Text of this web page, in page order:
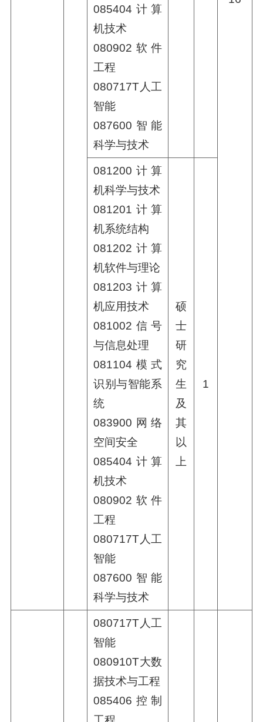
085404计算
机技术
080902软件
工程
080717T人工
智能
087600智能
科学与技术
081200计算
机科学与技术
081201计算
机系统结构
081202计算
机软件与理论
081203计算
机应用技术
081002信号
与信息处理
081104模式
识别与智能系
统
083900网络
空间安全
085404计算
机技术
080902软件
工程
080717T人工
智能
087600智能
科学与技术
硕
士
研
究
生
及
其
以
上
1
080717T人工
智能
080910T大数
据技术与工程
085406控制